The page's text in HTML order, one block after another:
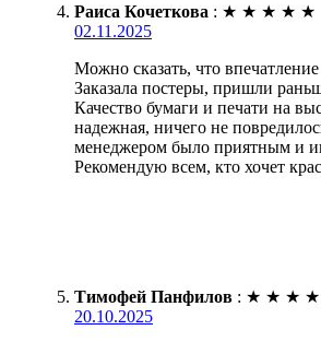
Раиса Кочеткова : ★ ★ ★ ★ ★
02.11.2025
Можно сказать, что
Заказала постеры, пришли
Качество бумаги и печати на
надежная, ничего не
менеджером было приятным и
Рекомендую всем, кто хочет
Тимофей Панфилов : ★ ★ ★ ★
20.10.2025